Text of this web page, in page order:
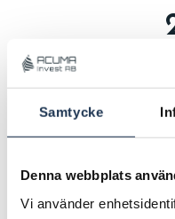
Samtycke
Denna webbplats
Vi använder